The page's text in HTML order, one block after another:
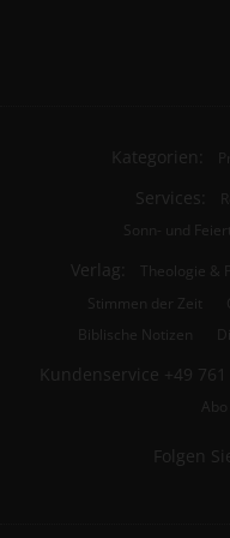
Kategorien:
Services:
Sonn- und
Verlag: Theologie &
Stimmen der Zeit
Biblische Notizen
Kundenservice +49
Folgen